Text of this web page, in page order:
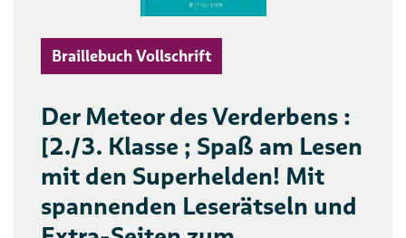
Braillebuch Vollschrift
Der Meteor des Verderbens :
[2./3. Klasse ; Spaß am Lesen
mit den Superhelden! Mit
spannenden Leserätseln und